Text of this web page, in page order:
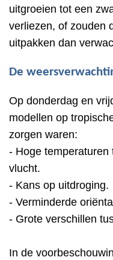
uitgroeien tot een
verliezen, of zouden
uitpakken dan
De
Op donderdag en
modellen op
zorgen waren:
- Hoge
vlucht.
- Kans op uitdroging.
- Verminderde
- Grote verschillen
In de